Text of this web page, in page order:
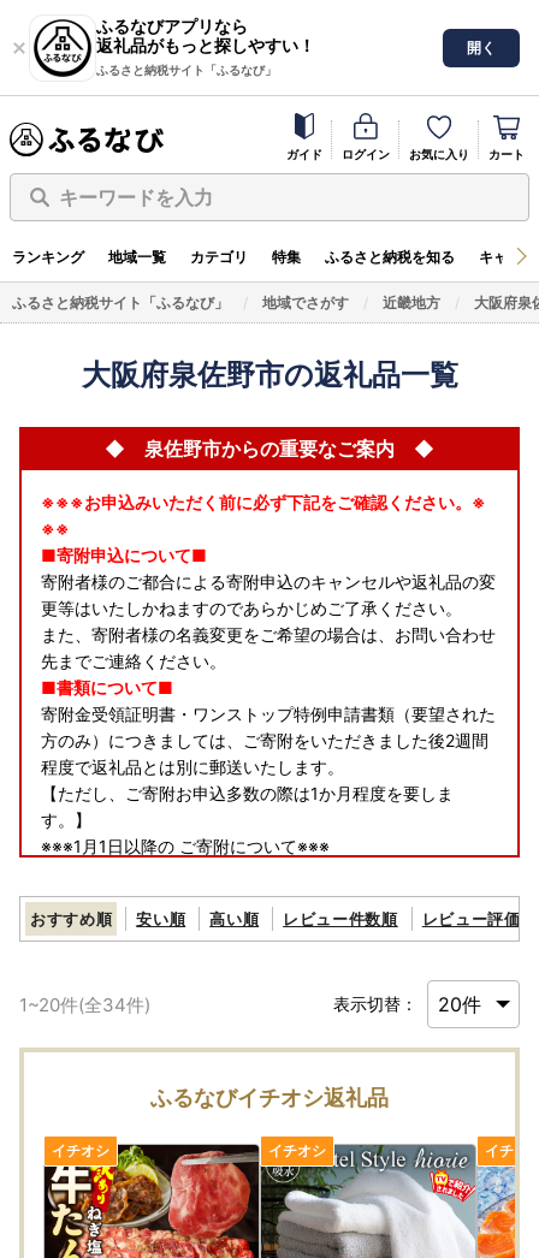
ふるなびアプリなら
返礼品がもっと探しやすい！
ふるさと納税サイト「ふるなび」
開く
ガイド ログイン お気に入り カート
キーワードを入力
ランキング 地域一覧 カテゴリ 特集 ふるさと納税を知る キャン
ふるさと納税サイト「ふるなび」 地域でさがす 近畿地方 大阪府泉
大阪府泉佐野市の返礼品一覧
◆ 泉佐野市からの重要なご案内 ◆
※※※お申込みいただく前に必ず下記をご確認ください。※
※※
■寄附申込について■
寄附者様のご都合による寄附申込のキャンセルや返礼品の変
更等はいたしかねますのであらかじめご了承ください。
また、寄附者様の名義変更をご希望の場合は、お問い合わせ
先までご連絡ください。
■書類について■
寄附金受領証明書・ワンストップ特例申請書類（要望された
方のみ）につきましては、ご寄附をいただきました後2週間
程度で返礼品とは別に郵送いたします。
【ただし、ご寄附お申込多数の際は1か月程度を要しま
す。】
※※※1月1日以降の ご寄附について※※※
しては
2月から発送いたします。
発送予定につきましては、お選びいただく返礼品により異な
ります。各返礼品詳細ページの「配送」欄に記載しておりま
すので、ご確認の上お申し込みください。なお、11～12月は
お申し込みが集中するため、返礼品のお届けまでにお時間を
要しますことをあらかじめご了承の上お申し込みいただきま
すようお願いいたします。
また、返礼品をお受け取りいただけないご不在期間等がござ
いましたら、備考欄にご入力いただくか、お問い合わせ先ま
でご連絡ください。ただし、お届け時期の指定等のご要望に
つきましては対応いたしかねますのであらかじめご了承くだ
おすすめ順 安い順 高い順 レビュー件数順 レビュー評価順
1~20件(全34件) 表示切替：
ふるなびイチオシ返礼品